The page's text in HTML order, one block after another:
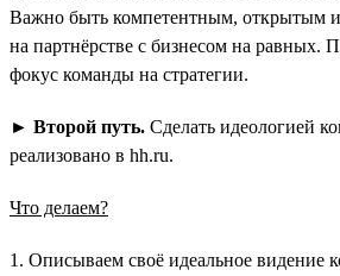
Важно быть компетентным, открытым и
на партнёрстве с бизнесом на равных.
фокус команды на стратегии.
► Второй путь. Сделать идеологией
реализовано в hh.ru.
Что делаем?
1. Описываем своё идеальное видение